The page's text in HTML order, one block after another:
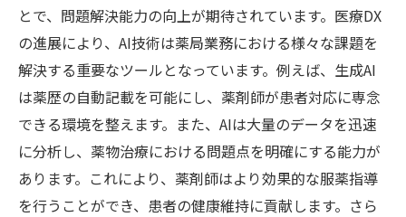
とで、問題解決能力の向上が期待されています。医療DX
の進展により、AI技術は薬局業務における様々な課題を
解決する重要なツールとなっています。例えば、生成AI
は薬歴の自動記載を可能にし、薬剤師が患者対応に専念
できる環境を整えます。また、AIは大量のデータを迅速
に分析し、薬物治療における問題点を明確にする能力が
あります。これにより、薬剤師はより効果的な服薬指導
を行うことができ、患者の健康維持に貢献します。さら